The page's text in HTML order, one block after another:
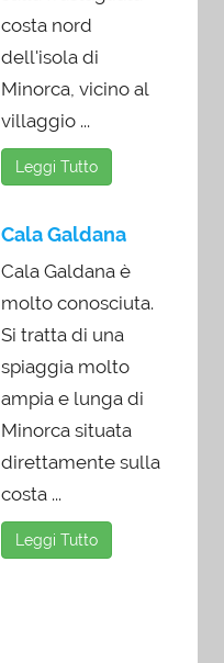
costa nord
dell'isola di
Minorca, vicino al
villaggio ...
Leggi Tutto
Cala Galdana
Cala Galdana è
molto conosciuta.
Si tratta di una
spiaggia molto
ampia e lunga di
Minorca situata
direttamente sulla
costa ...
Leggi Tutto